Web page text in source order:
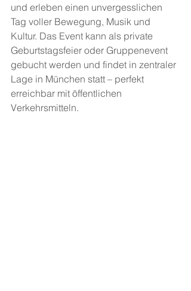
und erleben einen unvergesslichen
Tag voller Bewegung, Musik und
Kultur. Das Event kann als private
Geburtstagsfeier oder Gruppenevent
gebucht werden und findet in zentraler
Lage in München statt – perfekt
erreichbar mit öffentlichen
Verkehrsmitteln.